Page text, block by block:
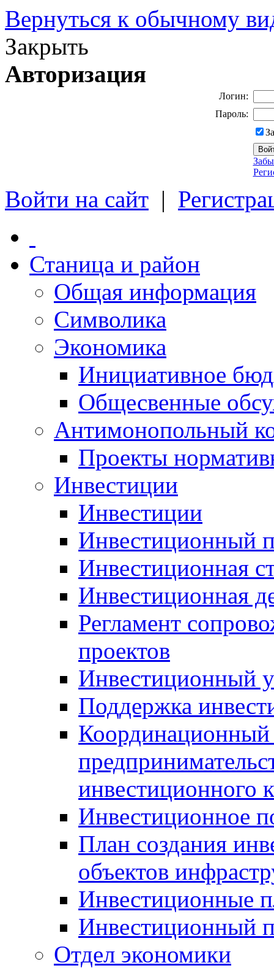
Вернуться к обычному
Закрыть
Авторизация
Логин:
Пароль:
Войти на сайт |
Станица и район
Общая информация
Символика
Экономика
Инициативное
Общесвенные
Антимонопольный
Проекты
Инвестиции
Инвестиции
Инвестиционный
Инвестиционная
Инвестиционная
Регламент
проектов
Инвестиционный
Поддержка
Координационный
инвестиционного
Инвестиционное
План создания
объектов
Инвестиционные
Инвестиционный
Отдел экономики